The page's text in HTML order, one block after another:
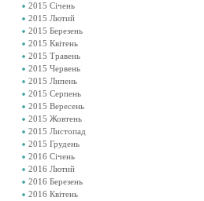
2015 Січень
2015 Лютий
2015 Березень
2015 Квітень
2015 Травень
2015 Червень
2015 Липень
2015 Серпень
2015 Вересень
2015 Жовтень
2015 Листопад
2015 Грудень
2016 Січень
2016 Лютий
2016 Березень
2016 Квітень